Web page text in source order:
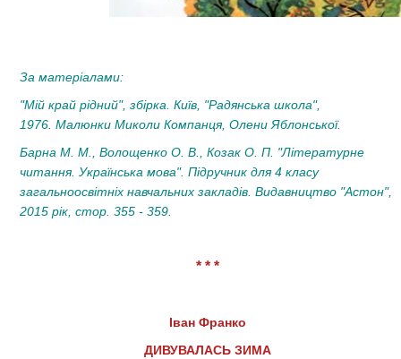
За матеріалами:
"Мій край рідний", збірка. Київ, "Радянська школа",
1976. Малюнки Миколи Компанця, Олени Яблонської.
Барна М. М., Волощенко О. В., Козак О. П. "Літературне
читання. Українська мова". Підручник для 4 класу
загальноосвітніх навчальних закладів. Видавництво "Астон",
2015 рік, стор. 355 - 359.
* * *
Іван Франко
ДИВУВАЛАСЬ ЗИМА